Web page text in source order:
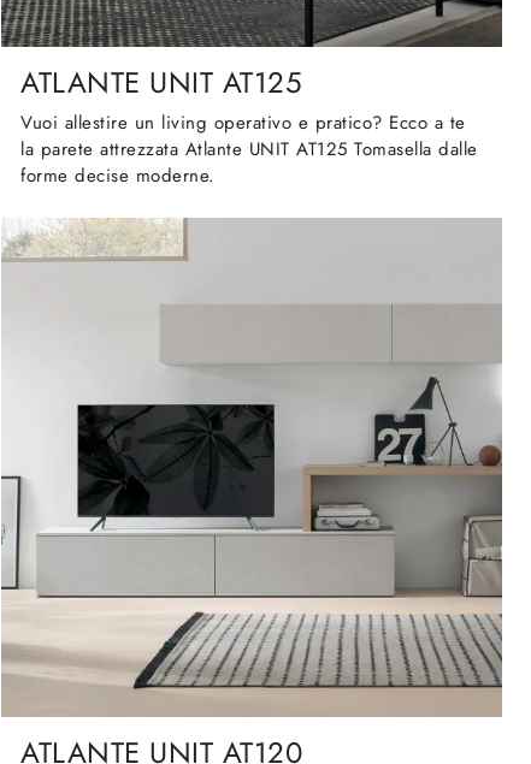
ATLANTE UNIT AT125
Vuoi allestire un living operativo e pratico? Ecco a te
la parete attrezzata Atlante UNIT AT125 Tomasella dalle
forme decise moderne.
ATLANTE UNIT AT120